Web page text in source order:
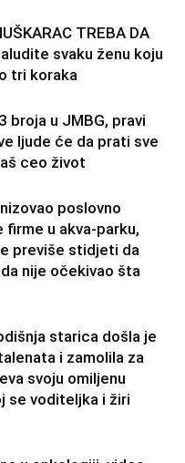
TREBA DA
svaku ženu koju
tri koraka
broja u JMBG, pravi
ljude će da prati sve
ceo život
poslovno
firme u akva-parku,
previše stidjeti da
nije očekivao šta
starica došla je
i zamolila za
svoju omiljenu
se voditeljka i žiri